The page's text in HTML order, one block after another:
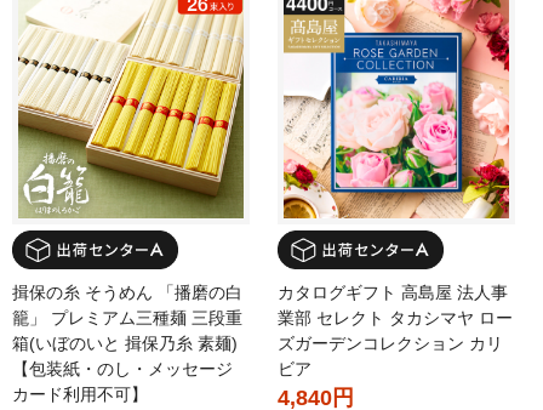
揖保の糸 そうめん 「播磨の白
籠」 プレミアム三種麺 三段重
箱(いぼのいと 揖保乃糸 素麺)
【包装紙・のし・メッセージ
カード利用不可】
カタログギフト 高島屋 法人事
業部 セレクト タカシマヤ ロー
ズガーデンコレクション カリ
ビア
4,840円